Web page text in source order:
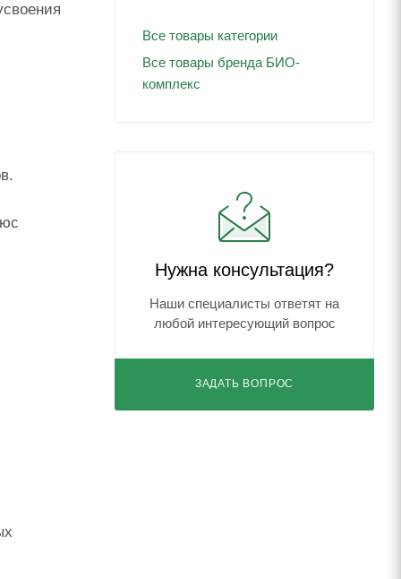
Все товары категории
Все товары бренда БИО-
комплекс
Нужна консультация?
Наши специалисты ответят на
любой интересующий вопрос
ЗАДАТЬ ВОПРОС